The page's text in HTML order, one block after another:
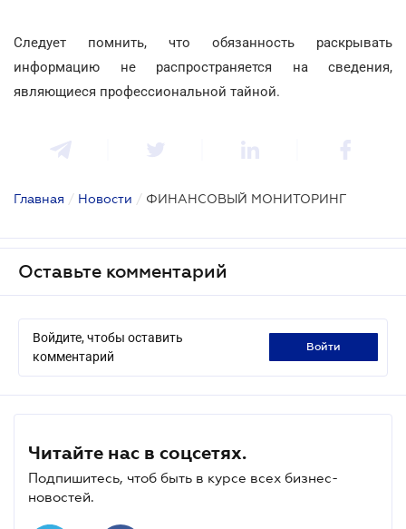
Следует помнить, что обязанность раскрывать
информацию не распространяется на сведения,
являющиеся профессиональной тайной.
Главная / Новости / ФИНАНСОВЫЙ МОНИТОРИНГ
Оставьте комментарий
Войдите, чтобы оставить
комментарий
войти
Читайте нас в соцсетях.
Подпишитесь, чтоб быть в курсе всех бизнес-
новостей.